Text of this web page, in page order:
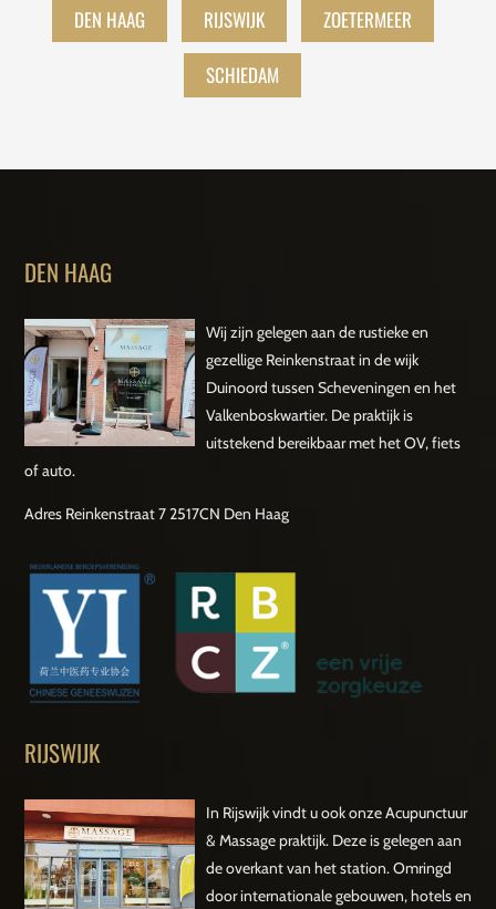
DEN HAAG RIJSWIJK
ZOETERMEER
SCHIEDAM
DEN HAAG
Wij zijn gelegen aan de rustieke en
gezellige Reinkenstraat in de wijk
Duinoord tussen Scheveningen en het
Valkenboskwartier. De praktijk is
uitstekend bereikbaar met het OV, fiets
of auto.
Adres Reinkenstraat 7 2517CN Den Haag
RIJSWIJK
In Rijswijk vindt u ook onze Acupunctuur
& Massage praktijk. Deze is gelegen aan
de overkant van het station. Omringd
door internationale gebouwen, hotels en